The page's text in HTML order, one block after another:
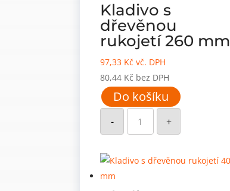
Kladivo s
dřevěnou
rukojetí 260 mm
97,33 Kč vč. DPH
80,44 Kč bez DPH
Do košíku
-
Kladivo
dřevěnou
rukojetí
množství
+